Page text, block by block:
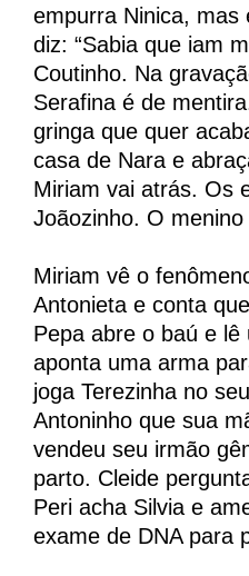
empurra Ninica, mas
diz: “Sabia que iam
Coutinho. Na
Serafina é de
gringa que quer
casa de Nara e
Miriam vai atrás. Os
Joãozinho. O
Miriam vê o
Antonieta e conta
Pepa abre o baú e
aponta uma arma
joga Terezinha no
Antoninho que sua
vendeu seu irmão
parto. Cleide
Peri acha Silvia e
exame de DNA para